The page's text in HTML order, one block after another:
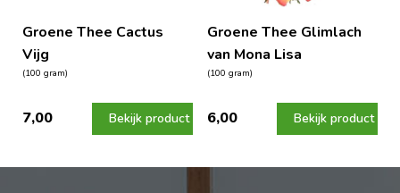
Groene Thee Cactus
Vijg
(100 gram)
7,00 Bekijk product
Groene Thee Glimlach
van Mona Lisa
(100 gram)
6,00 Bekijk product